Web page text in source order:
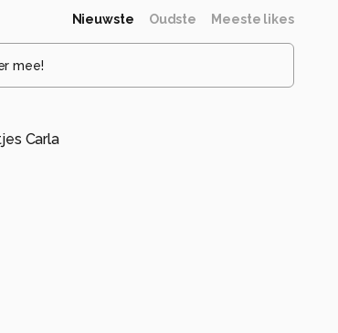
Nieuwste Oudste Meeste likes
mee!
Carla